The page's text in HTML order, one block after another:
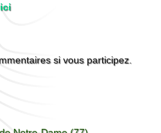
si vous participez.